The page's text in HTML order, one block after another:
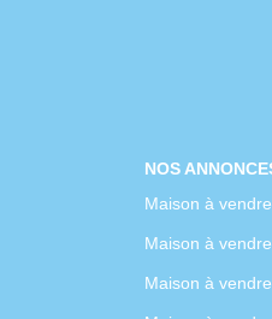
NOS
Maison à
Maison à
Maison à